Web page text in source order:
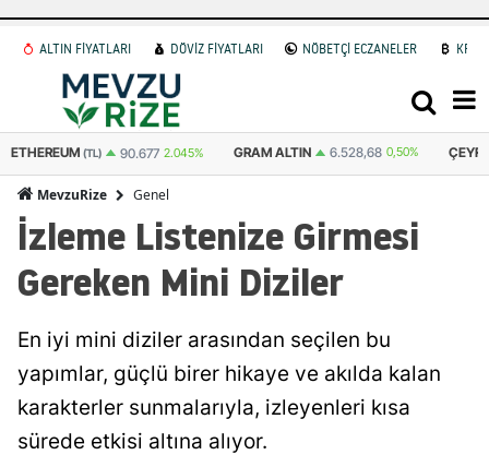
ALTIN FİYATLARI DÖVİZ FİYATLARI NÖBETÇİ ECZANELER
(TL) 90.677 2.045% GRAM ALTIN 6.528,68 0,50% ÇEYREK ALTIN
MevzuRize Genel
İzleme Listenize Girmesi
Gereken Mini Diziler
En iyi mini diziler arasından seçilen bu
yapımlar, güçlü birer hikaye ve akılda kalan
karakterler sunmalarıyla, izleyenleri kısa
sürede etkisi altına alıyor.